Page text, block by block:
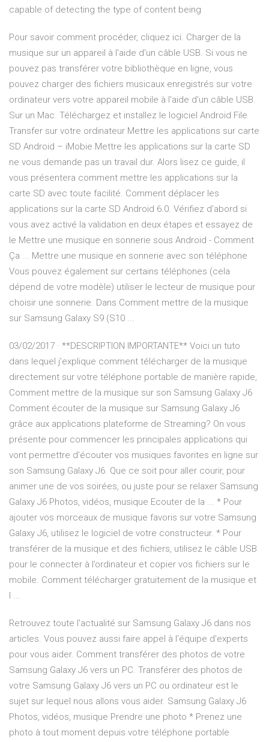
capable of detecting the type of content being
Pour savoir comment procéder, cliquez ici. Charger de la
musique sur un appareil à l'aide d'un câble USB. Si vous ne
pouvez pas transférer votre bibliothèque en ligne, vous
pouvez charger des fichiers musicaux enregistrés sur votre
ordinateur vers votre appareil mobile à l'aide d'un câble USB.
Sur un Mac. Téléchargez et installez le logiciel Android File
Transfer sur votre ordinateur Mettre les applications sur carte
SD Android – iMobie Mettre les applications sur la carte SD
ne vous demande pas un travail dur. Alors lisez ce guide, il
vous présentera comment mettre les applications sur la
carte SD avec toute facilité. Comment déplacer les
applications sur la carte SD Android 6.0. Vérifiez d’abord si
vous avez activé la validation en deux étapes et essayez de
le Mettre une musique en sonnerie sous Android - Comment
Ça ... Mettre une musique en sonnerie avec son téléphone
Vous pouvez également sur certains téléphones (cela
dépend de votre modèle) utiliser le lecteur de musique pour
choisir une sonnerie. Dans Comment mettre de la musique
sur Samsung Galaxy S9 (S10 ...
03/02/2017 · **DESCRIPTION IMPORTANTE** Voici un tuto
dans lequel j'explique comment télécharger de la musique
directement sur votre téléphone portable de manière rapide,
Comment mettre de la musique sur son Samsung Galaxy J6
Comment écouter de la musique sur Samsung Galaxy J6
grâce aux applications plateforme de Streaming? On vous
présente pour commencer les principales applications qui
vont permettre d’écouter vos musiques favorites en ligne sur
son Samsung Galaxy J6. Que ce soit pour aller courir, pour
animer une de vos soirées, ou juste pour se relaxer Samsung
Galaxy J6 Photos, vidéos, musique Ecouter de la ... * Pour
ajouter vos morceaux de musique favoris sur votre Samsung
Galaxy J6, utilisez le logiciel de votre constructeur. * Pour
transférer de la musique et des fichiers, utilisez le câble USB
pour le connecter à l’ordinateur et copier vos fichiers sur le
mobile. Comment télécharger gratuitement de la musique et
l ...
Retrouvez toute l'actualité sur Samsung Galaxy J6 dans nos
articles. Vous pouvez aussi faire appel à l'équipe d'experts
pour vous aider. Comment transférer des photos de votre
Samsung Galaxy J6 vers un PC. Transférer des photos de
votre Samsung Galaxy J6 vers un PC ou ordinateur est le
sujet sur lequel nous allons vous aider. Samsung Galaxy J6
Photos, vidéos, musique Prendre une photo * Prenez une
photo à tout moment depuis votre téléphone portable